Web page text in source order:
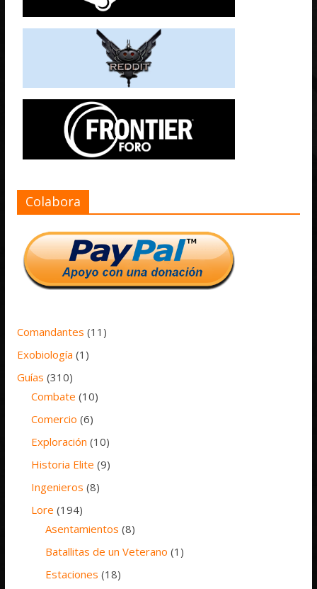
Colabora
Comandantes (11)
Exobiología (1)
Guías (310)
Combate (10)
Comercio (6)
Exploración (10)
Historia Elite (9)
Ingenieros (8)
Lore (194)
Asentamientos (8)
Batallitas de un Veterano (1)
Estaciones (18)